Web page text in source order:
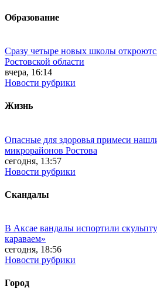
Образование
Сразу четыре новых школы
Ростовской области
вчера, 16:14
Новости рубрики
Жизнь
Опасные для здоровья примеси
микрорайонов Ростова
сегодня, 13:57
Новости рубрики
Скандалы
В Аксае вандалы испортили
караваем»
сегодня, 18:56
Новости рубрики
Город